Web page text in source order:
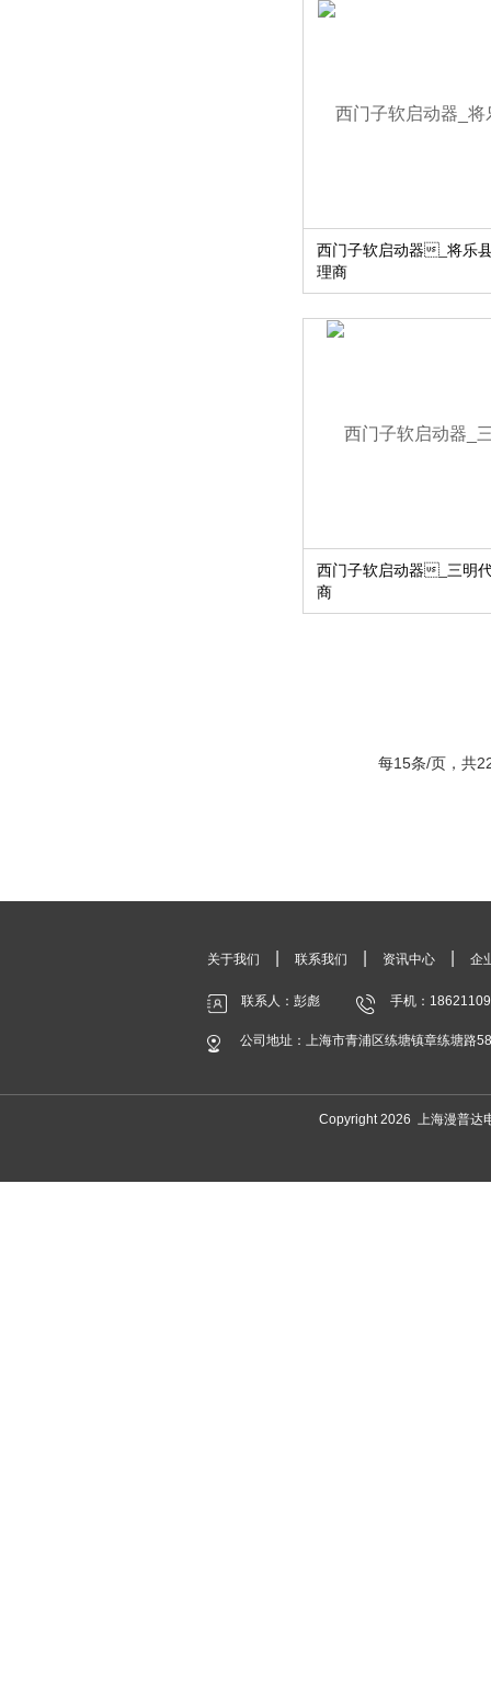
西门子软启动器_将乐
理商
西门子软启动器_三明
商
每15条/页，共
关于我们 联系我们 资讯中心 企
联系人：彭彪 手机：
公司地址：上海市青浦区练塘镇章练塘路
Copyright 2026 上海漫普